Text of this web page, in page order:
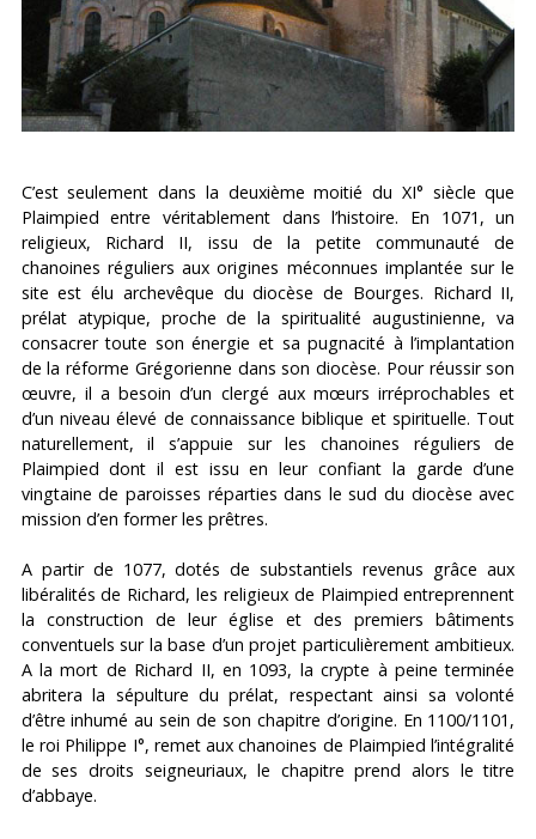
C’est seulement dans la deuxième moitié du XI° siècle que
Plaimpied entre véritablement dans l’histoire. En 1071, un
religieux, Richard II, issu de la petite communauté de
chanoines réguliers aux origines méconnues implantée sur le
site est élu archevêque du diocèse de Bourges. Richard II,
prélat atypique, proche de la spiritualité augustinienne, va
consacrer toute son énergie et sa pugnacité à l’implantation
de la réforme Grégorienne dans son diocèse. Pour réussir son
œuvre, il a besoin d’un clergé aux mœurs irréprochables et
d’un niveau élevé de connaissance biblique et spirituelle. Tout
naturellement, il s’appuie sur les chanoines réguliers de
Plaimpied dont il est issu en leur confiant la garde d’une
vingtaine de paroisses réparties dans le sud du diocèse avec
mission d’en former les prêtres.
A partir de 1077, dotés de substantiels revenus grâce aux
libéralités de Richard, les religieux de Plaimpied entreprennent
la construction de leur église et des premiers bâtiments
conventuels sur la base d’un projet particulièrement ambitieux.
A la mort de Richard II, en 1093, la crypte à peine terminée
abritera la sépulture du prélat, respectant ainsi sa volonté
d’être inhumé au sein de son chapitre d’origine. En 1100/1101,
le roi Philippe I°, remet aux chanoines de Plaimpied l’intégralité
de ses droits seigneuriaux, le chapitre prend alors le titre
d’abbaye.